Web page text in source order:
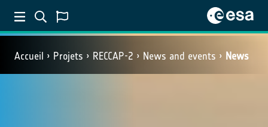
Accueil Projets RECCAP-2 News and events News